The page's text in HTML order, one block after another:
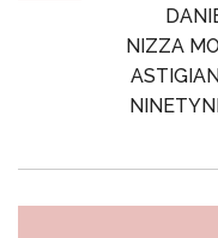
NIZZA